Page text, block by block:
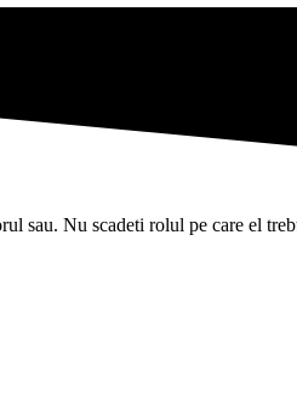
sau. Nu scadeti rolul pe care el